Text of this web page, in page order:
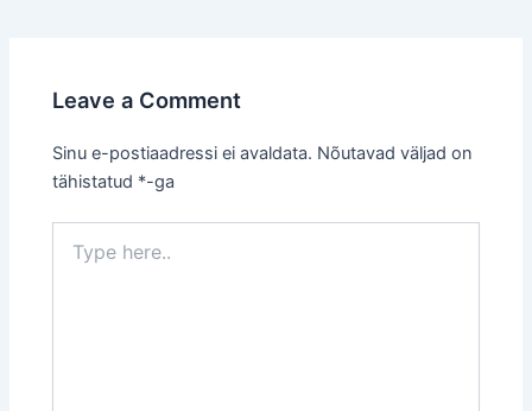
Leave a Comment
Sinu e-postiaadressi ei avaldata. Nõutavad väljad on
tähistatud *-ga
here..